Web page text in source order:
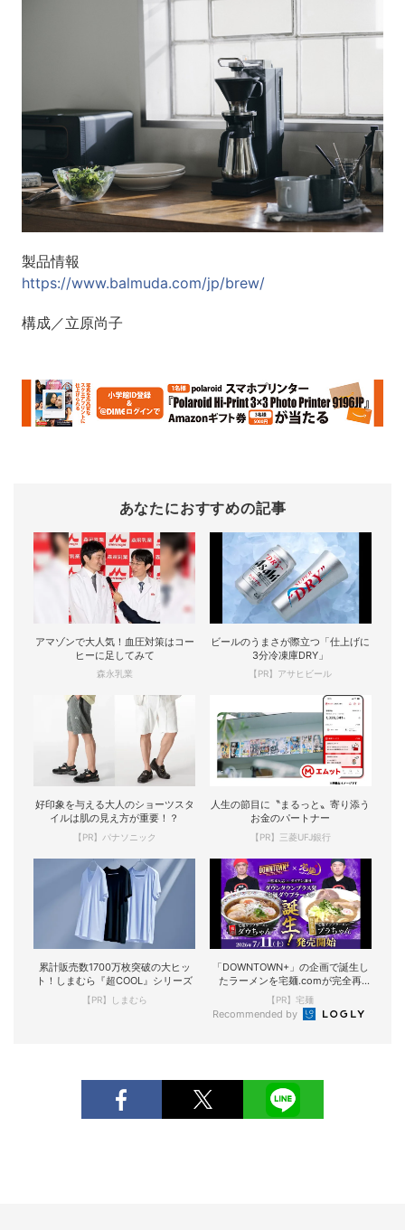
製品情報
https://www.balmuda.com/jp/brew/
構成／立原尚子
あなたにおすすめの記事
アマゾンで大人気！血圧対策はコー
ヒーに足してみて
森永乳業
ビールのうまさが際立つ「仕上げに
3分冷凍庫DRY」
【PR】アサヒビール
好印象を与える大人のショーツスタ
イルは肌の見え方が重要！？
【PR】パナソニック
人生の節目に〝まるっと〟寄り添う
お金のパートナー
【PR】三菱UFJ銀行
累計販売数1700万枚突破の大ヒッ
ト！しまむら『超COOL』シリーズ
【PR】しまむら
「DOWNTOWN+」の企画で誕生し
たラーメンを宅麺.comが完全再
現！
【PR】宅麺
Recommended by